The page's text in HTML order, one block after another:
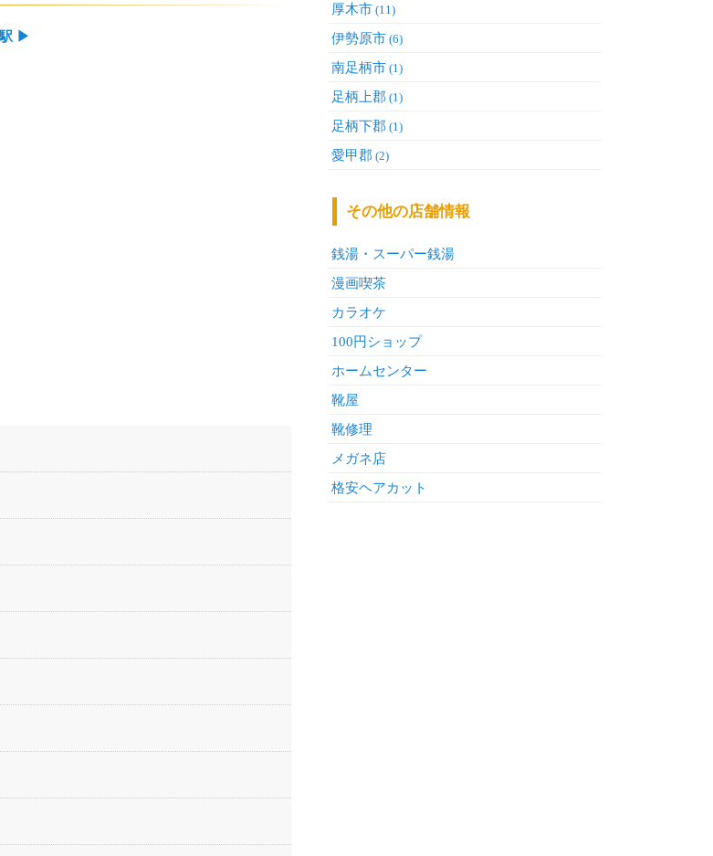
▶
厚木市 (11)
伊勢原市 (6)
南足柄市 (1)
足柄上郡 (1)
足柄下郡 (1)
愛甲郡 (2)
その他の店舗情報
銭湯・スーパー銭湯
漫画喫茶
カラオケ
100円ショップ
ホームセンター
靴屋
靴修理
メガネ店
格安ヘアカット